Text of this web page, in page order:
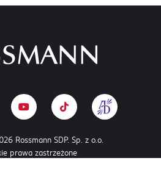
Rossmann SDP. Sp. z o.o.
prawa zastrzeżone